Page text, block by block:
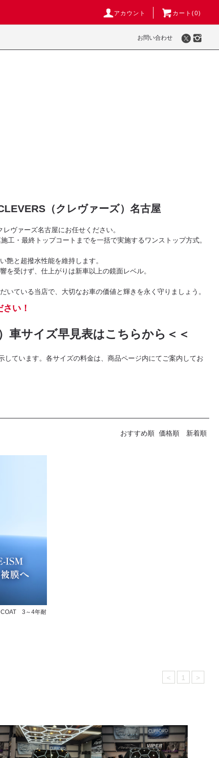
アカウント カート(0)
お問い合わせ
（クレヴァーズ）名古屋
ヴァーズ名古屋にお任せください。
・最終トップコートまでを一括で実施するワンストップ方式。
艶と超撥水性能を維持します。
受けず、仕上がりは新車以上の鏡面レベル。
ている当店で、大切なお車の価値と輝きを永く守りましょう。
い！
車サイズ早見表はこちらから＜＜
ています。各サイズの料金は、商品ページ内にてご案内してお
おすすめ順 価格順 新着順
COAT 3～4年耐
< 1 >